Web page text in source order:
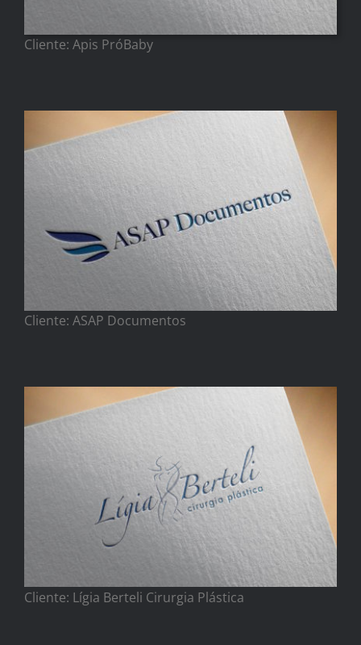
Cliente: Apis PróBaby
Cliente: ASAP Documentos
Cliente: Lígia Berteli Cirurgia Plástica